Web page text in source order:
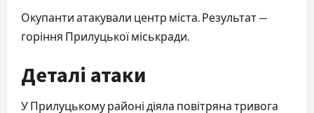
Окупанти атакували центр міста. Результат —
горіння Прилуцької міськради.
Деталі атаки
У Прилуцькому районі діяла повітряна тривога